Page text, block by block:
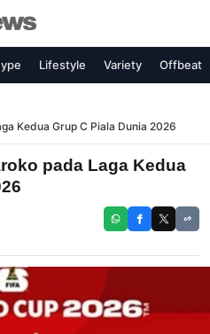
Lifestyle Variety Offbeat
Kedua Grup C Piala Dunia 2026
pada Laga Kedua